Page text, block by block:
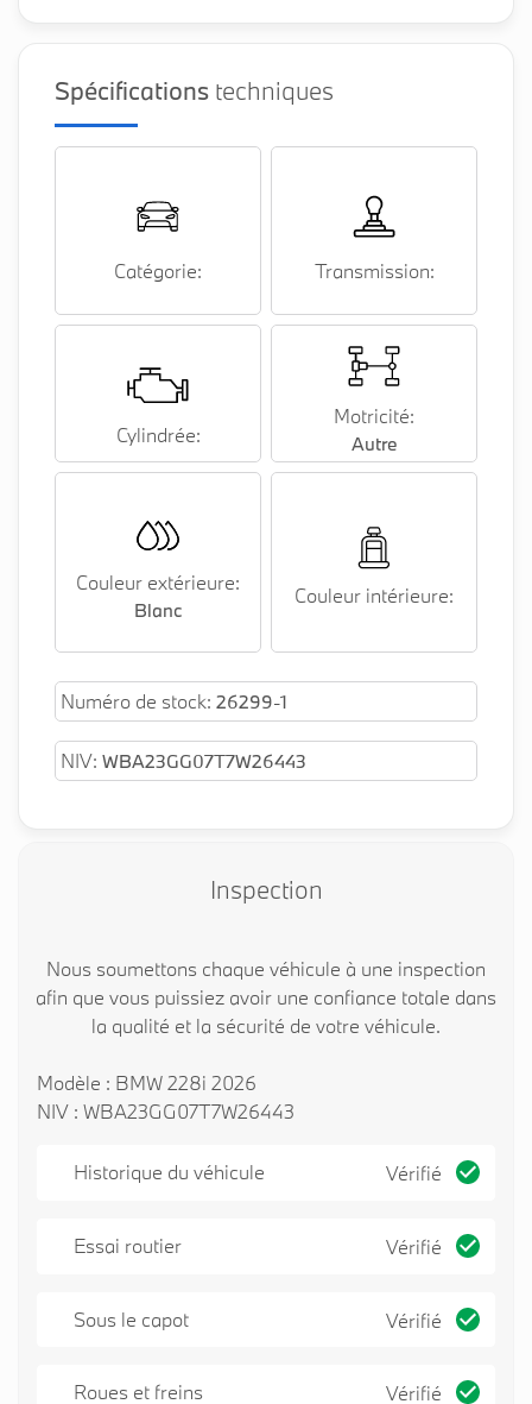
Spécifications techniques
Catégorie: Transmission:
Cylindrée:
Motricité:
Autre
Couleur extérieure:
Blanc
Couleur intérieure:
Numéro de stock: 26299-1
NIV: WBA23GG07T7W26443
Inspection
Nous soumettons chaque véhicule à une inspection
afin que vous puissiez avoir une confiance totale dans
la qualité et la sécurité de votre véhicule.
Modèle : BMW 228i 2026
NIV : WBA23GG07T7W26443
Historique du véhicule Vérifié
Essai routier Vérifié
Sous le capot Vérifié
Roues et freins Vérifié